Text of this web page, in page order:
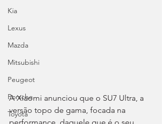
Kia
Lexus
Mazda
Mitsubishi
Peugeot
Porsche
Toyota
A Xiaomi anunciou que o SU7 Ultra, a
versão topo de gama, focada na